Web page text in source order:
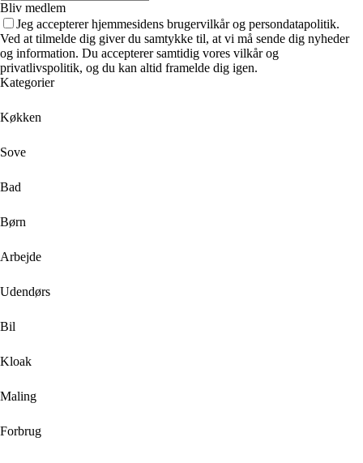
Bliv medlem
Jeg accepterer hjemmesidens brugervilkår og persondatapolitik.
Ved at tilmelde dig giver du samtykke til, at vi må sende dig nyheder
og information. Du accepterer samtidig vores vilkår og
privatlivspolitik, og du kan altid framelde dig igen.
Kategorier
Køkken
Sove
Bad
Børn
Arbejde
Udendørs
Bil
Kloak
Maling
Forbrug